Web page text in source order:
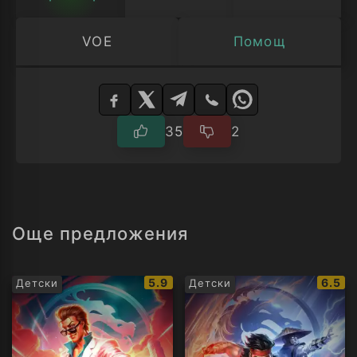
VOE Помощ
Изберете
35 2
Още предложения
Детски
IMDb
рейтинг:
5.9 Детски
IMDb
6.5